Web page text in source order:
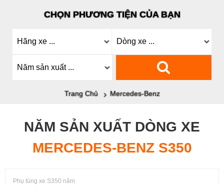
CHỌN PHƯƠNG TIỆN CỦA BẠN
Trang Chủ Mercedes-Benz
NĂM SẢN XUẤT DÒNG XE
MERCEDES-BENZ S350
Phụ tùng xe S350 năm